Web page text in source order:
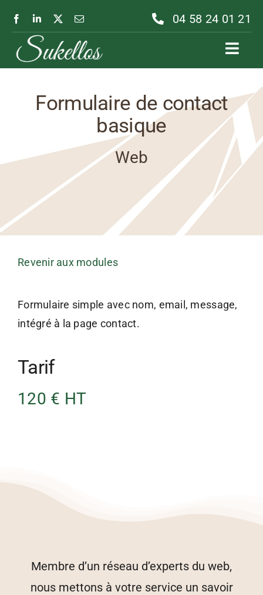
contenu
04 58 24 01 21
Formulaire de contact
basique
Web
Revenir aux modules
Formulaire simple avec nom, email, message,
intégré à la page contact.
Tarif
120 € HT
Membre d’un réseau d’experts du web,
nous mettons à votre service un savoir